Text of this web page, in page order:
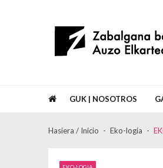
Asociación de
GUK | NOSOTROS
Hasiera / Inicio Eko-logia